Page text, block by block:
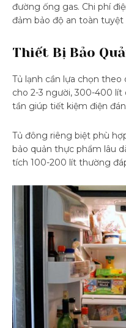
đường ống gas. Chi phí
đảm bảo độ an toàn tuyệt
Thiết Bị Bảo
Tủ lạnh cần lựa chọn
cho 2-3 người, 300-400 lít
tần giúp tiết kiệm điện
Tủ đông riêng biệt phù
bảo quản thực phẩm lâu
tích 100-200 lít thường